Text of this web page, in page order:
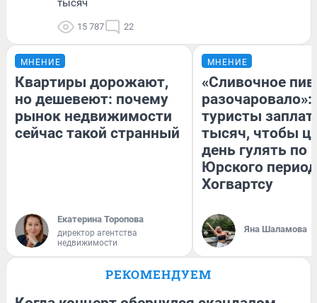
тысяч
15 787 22
МНЕНИЕ
Квартиры дорожают,
но дешевеют: почему
рынок недвижимости
сейчас такой странный
Екатерина Торопова
директор агентства
недвижимости
МНЕНИЕ
«Сливочное
разочаровало»:
туристы
тысяч, чтобы
день гулять по
Юрского
Хогвартсу
Яна Шаламова
РЕКОМЕНДУЕМ